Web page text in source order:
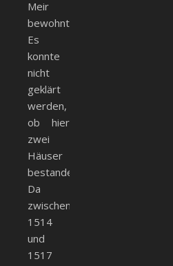
Meir
bewohnt.
Es
konnte
nicht
geklärt
werden,
ob hier
zwei
Häuser
bestanden.
Da
zwischen
1514
und
1517